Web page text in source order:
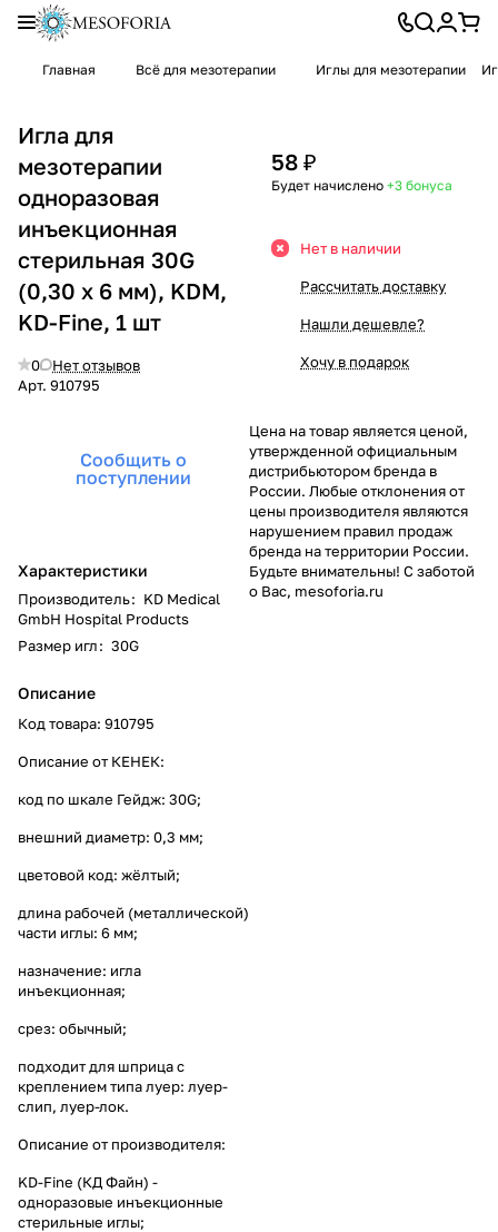
Главная Всё для мезотерапии Иглы для мезотерапии
Игла для
мезотерапии
одноразовая
инъекционная
стерильная 30G
(0,30 х 6 мм), KDM,
KD-Fine, 1 шт
0
Нет отзывов
Арт. 910795
Сообщить о
поступлении
Характеристики
Производитель: KD Medical
GmbH Hospital Products
Размер игл: 30G
Описание
Код товара: 910795
Описание от КЕНЕК:
код по шкале Гейдж: 30G;
внешний диаметр: 0,3 мм;
цветовой код: жёлтый;
длина рабочей (металлической)
части иглы: 6 мм;
назначение: игла
инъекционная;
срез: обычный;
подходит для шприца с
креплением типа луер: луер-
слип, луер-лок.
Описание от производителя:
KD-Fine (КД Файн) -
одноразовые инъекционные
стерильные иглы;
58 ₽
Будет начислено +3 бонуса
Нет в наличии
Рассчитать доставку
Нашли дешевле?
Хочу в подарок
Цена на товар является ценой,
утвержденной официальным
дистрибьютором бренда в
России. Любые отклонения от
цены производителя являются
нарушением правил продаж
бренда на территории России.
Будьте внимательны! С заботой
о Вас, mesoforia.ru